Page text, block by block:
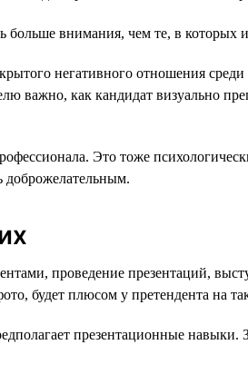
больше внимания, чем те, в которых
негативного отношения среди
важно, как кандидат визуально
Это тоже
проведение презентаций,
будет плюсом у претендента на
презентационные навыки.